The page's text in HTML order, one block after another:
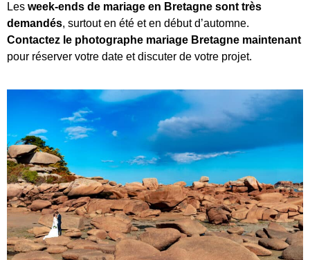
Les week-ends de mariage en Bretagne sont très
demandés, surtout en été et en début d’automne.
Contactez le photographe mariage Bretagne maintenant
pour réserver votre date et discuter de votre projet.